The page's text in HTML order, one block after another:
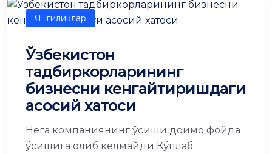
Янгиликлар
Ўзбекистон
тадбиркорларининг
бизнесни кенгайтиришдаги
асосий хатоси
Нега компаниянинг ўсиши доимо фойда
ўсишига олиб келмайди Кўплаб